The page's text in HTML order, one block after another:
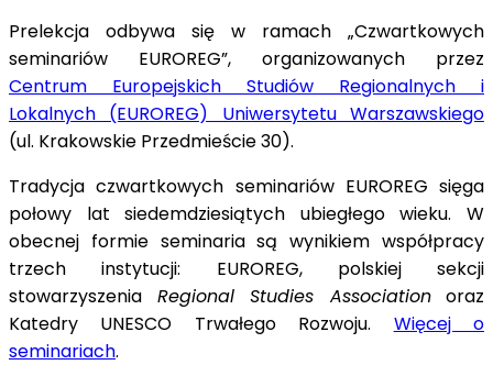
Prelekcja odbywa się w ramach „Czwartkowych
seminariów EUROREG”, organizowanych przez
Centrum Europejskich Studiów Regionalnych i
Lokalnych (EUROREG) Uniwersytetu Warszawskiego
(ul. Krakowskie Przedmieście 30).
Tradycja czwartkowych seminariów EUROREG sięga
połowy lat siedemdziesiątych ubiegłego wieku. W
obecnej formie seminaria są wynikiem współpracy
trzech instytucji: EUROREG, polskiej sekcji
stowarzyszenia Regional Studies Associationoraz
Katedry UNESCO Trwałego Rozwoju. Więcej o
seminariach.